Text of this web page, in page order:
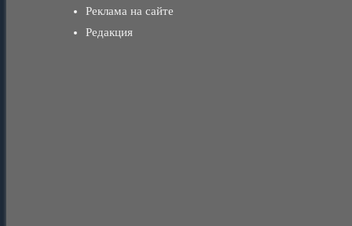
Реклама на сайте
Редакция